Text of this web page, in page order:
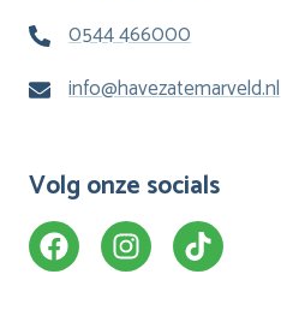
0544 466000
info@havezatemarveld.nl
Volg onze socials